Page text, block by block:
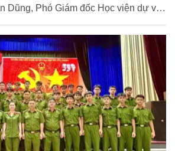
Dũng, Phó Giám đốc Học viện dự và